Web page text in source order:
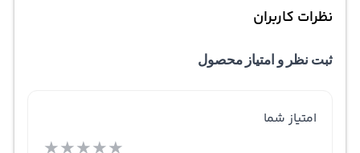
نظرات کاربران
ثبت نظر و امتیاز محصول
امتیاز شما